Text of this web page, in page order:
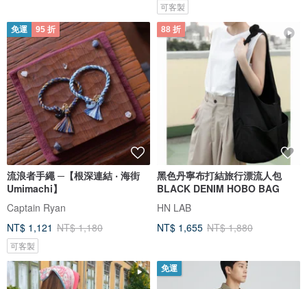
可客製
免運 95 折
流浪者手繩 ─【根深連結 ‧ 海街
Umimachi】
Captain Ryan
NT$ 1,121 NT$ 1,180
可客製
88 折
黑色丹寧布打結旅行漂流人包
BLACK DENIM HOBO BAG
HN LAB
NT$ 1,655 NT$ 1,880
免運